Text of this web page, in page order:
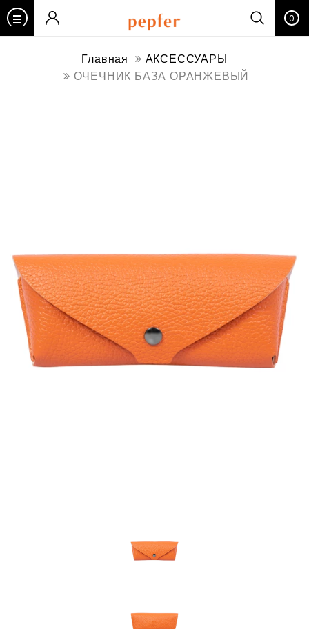
0
Главная
АКСЕССУАРЫ
ОЧЕЧНИК БАЗА ОРАНЖЕВЫЙ